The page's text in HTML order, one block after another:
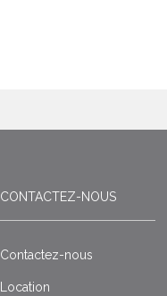
CONTACTEZ-NOUS
Contactez-nous
Location